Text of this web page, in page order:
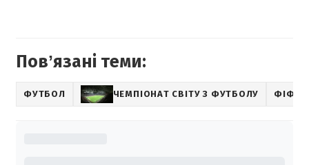
Повʼязані теми:
ФУТБОЛ ЧЕМПІОНАТ СВІТУ З ФУТБОЛУ ФІФА